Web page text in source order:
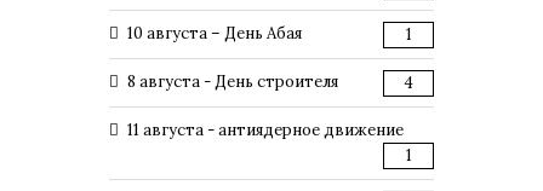
10 августа – День Абая 1
8 августа - День строителя 4
11 августа - антиядерное движение
1